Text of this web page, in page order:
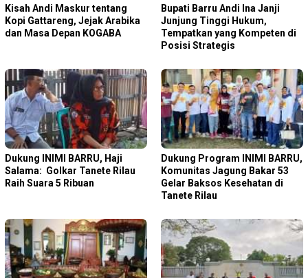
Kisah Andi Maskur tentang
Kopi Gattareng, Jejak Arabika
dan Masa Depan KOGABA
Bupati Barru Andi Ina Janji
Junjung Tinggi Hukum,
Tempatkan yang Kompeten di
Posisi Strategis
Dukung INIMI BARRU, Haji
Salama: Golkar Tanete Rilau
Raih Suara 5 Ribuan
Dukung Program INIMI BARRU,
Komunitas Jagung Bakar 53
Gelar Baksos Kesehatan di
Tanete Rilau